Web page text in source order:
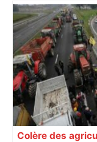
Augustins
Colère des